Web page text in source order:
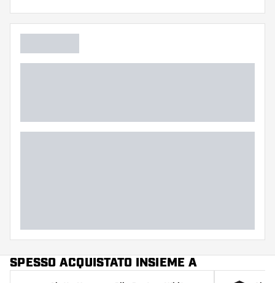
Zona di presa del barrel
Lunghezza del barrel (MM)
SPESSO ACQUISTATO INSIEME A